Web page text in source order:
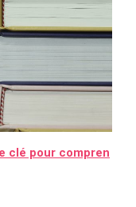
clé pour compren